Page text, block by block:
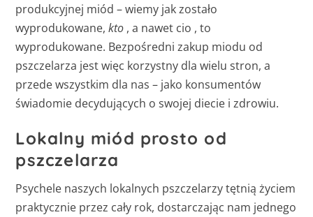
produkcyjnej miód – wiemy jak zostało
wyprodukowane,kto , a nawet cio , to
wyprodukowane. Bezpośredni zakup miodu od
pszczelarza jest więc korzystny dla wielu stron, a
przede wszystkim dla nas – jako konsumentów
świadomie decydujących o swojej diecie i zdrowiu.
Lokalny miód prosto od
pszczelarza
Psychele naszych lokalnych pszczelarzy tętnią życiem
praktycznie przez cały rok, dostarczając nam jednego